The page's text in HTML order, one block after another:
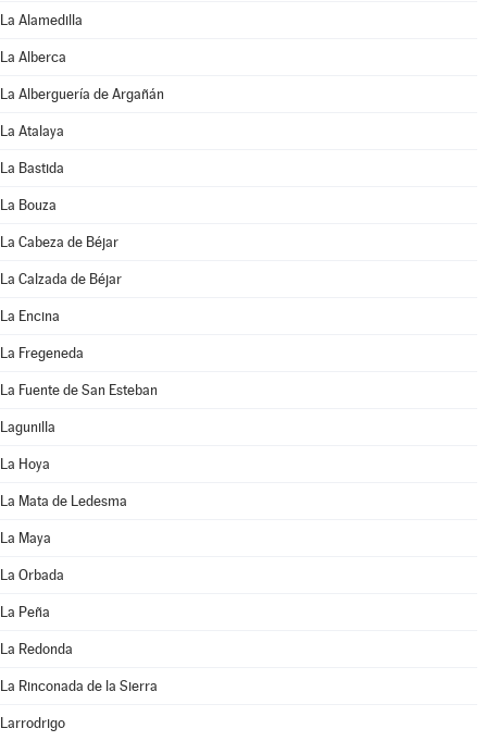
La Alamedilla
La Alberca
La Alberguería de Argañán
La Atalaya
La Bastida
La Bouza
La Cabeza de Béjar
La Calzada de Béjar
La Encina
La Fregeneda
La Fuente de San Esteban
Lagunilla
La Hoya
La Mata de Ledesma
La Maya
La Orbada
La Peña
La Redonda
La Rinconada de la Sierra
Larrodrigo